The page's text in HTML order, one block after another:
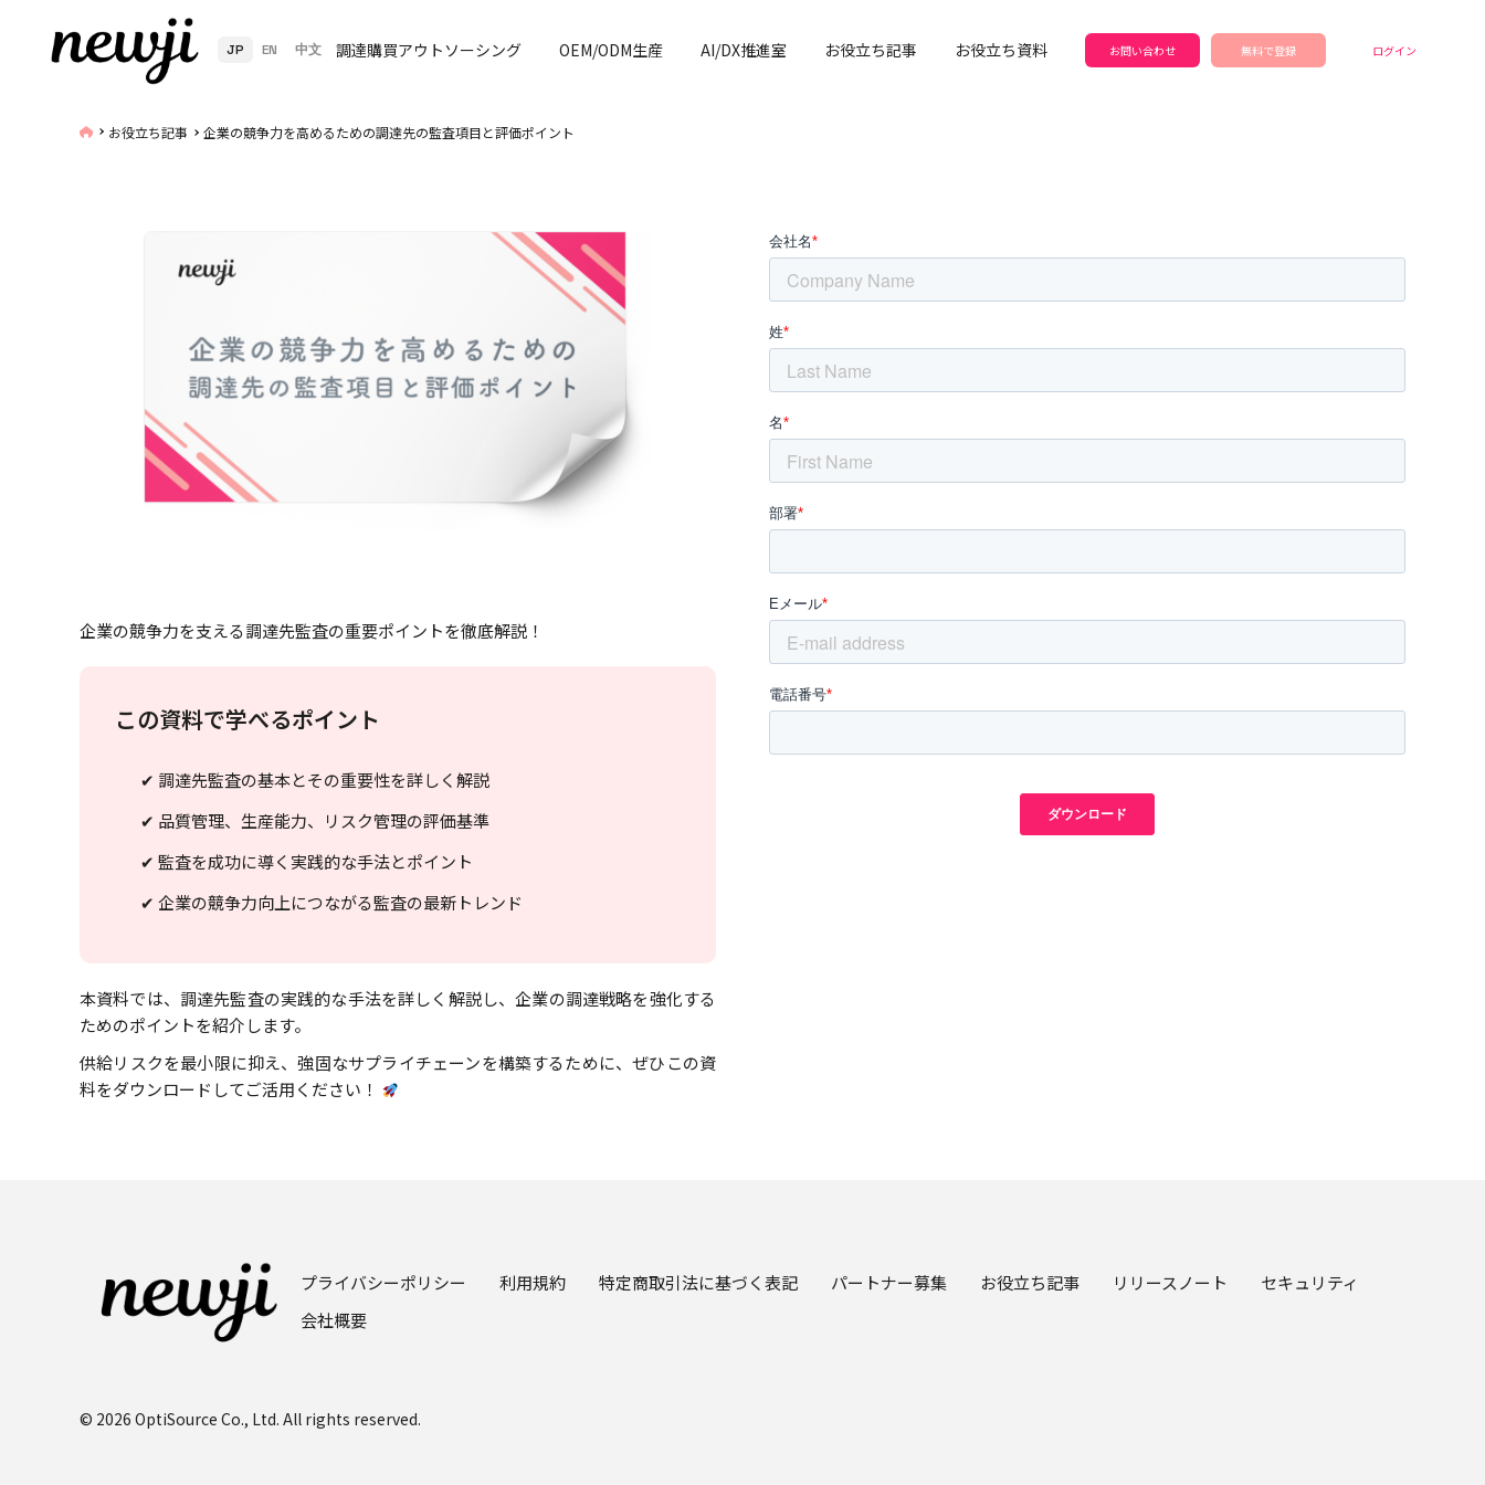
JP EN 中文 調達購買アウトソーシング OEM/ODM生産 AI/DX推進室 お役立ち記事 お役立ち資料 お問い合わせ 無料で登録 ログイン
お役立ち記事 企業の競争力を高めるための調達先の監査項目と評価ポイント
企業の競争力を支える調達先監査の重要ポイントを徹底解説！
この資料で学べるポイント
✔ 調達先監査の基本とその重要性を詳しく解説
✔ 品質管理、生産能力、リスク管理の評価基準
✔ 監査を成功に導く実践的な手法とポイント
✔ 企業の競争力向上につながる監査の最新トレンド
本資料では、調達先監査の実践的な手法を詳しく解説し、企業の調達戦略を強化する
ためのポイントを紹介します。
供給リスクを最小限に抑え、強固なサプライチェーンを構築するために、ぜひこの資
料をダウンロードしてご活用ください！
プライバシーポリシー 利用規約 特定商取引法に基づく表記 パートナー募集 お役立ち記事 リリースノート
セキュリティ
会社概要
© 2026 OptiSource Co., Ltd. All rights reserved.